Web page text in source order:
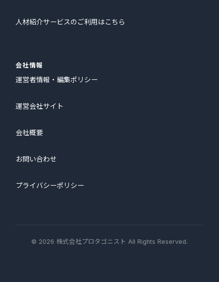
人材紹介サービスのご利用はこちら
会社情報
運営者情報・編集ポリシー
運営会社サイト
会社概要
お問い合わせ
プライバシーポリシー
© 2026 株式会社プロタゴニスト All Rights Reserved.